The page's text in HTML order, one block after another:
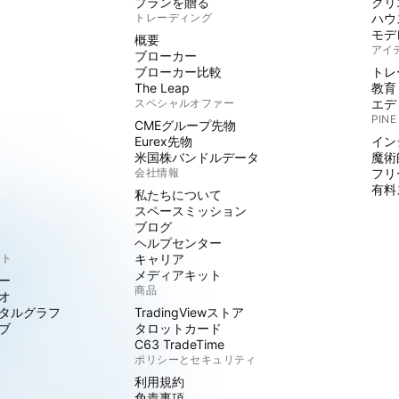
ルグラフ
トレーディング
概要
ブローカー
ブローカー比較
The Leap
スペシャルオファー
CMEグループ先物
Eurex先物
米国株バンドルデータ
会社情報
私たちについて
スペースミッション
ブログ
ヘルプセンター
キャリア
メディアキット
商品
TradingViewストア
タロットカード
C63 TradeTime
ポリシーとセキュリティ
利用規約
ハウ
モ
アイ
ト
教育
エ
イ
魔術
フ
有料